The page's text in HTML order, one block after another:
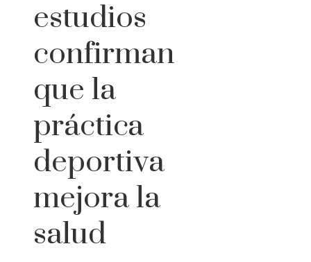
estudios
confirman
que la
práctica
deportiva
mejora la
salud